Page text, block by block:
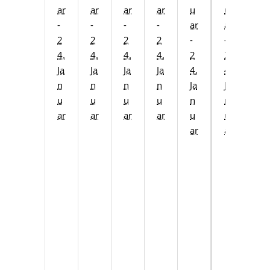
ar
-
2
4.
Ja
n
u
ar
ar
-
2
4.
Ja
n
u
ar
ar
-
2
4.
Ja
n
u
ar
ar
-
2
4.
Ja
n
u
ar
u
ar
-
2
4.
Ja
n
u
ar
u
ar
-
2
4.
Ja
n
u
ar